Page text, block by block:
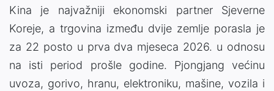
Kina je najvažniji ekonomski partner Sjeverne
Koreje, a trgovina između dvije zemlje porasla je
za 22 posto u prva dva mjeseca 2026. u odnosu
na isti period prošle godine. Pjongjang većinu
uvoza, gorivo, hranu, elektroniku, mašine, vozila i